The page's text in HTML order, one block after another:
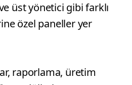
üst yönetici gibi farklı
özel paneller yer
raporlama, üretim